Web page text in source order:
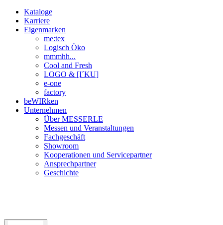
Kataloge
Karriere
Eigenmarken
me:tex
Logisch Öko
mmmhh...
Cool and Fresh
LOGO & [I´KU]
e-one
factory
beWIRken
Unternehmen
Über MESSERLE
Messen und Veranstaltungen
Fachgeschäft
Showroom
Kooperationen und Servicepartner
Ansprechpartner
Geschichte